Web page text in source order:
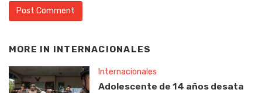
MORE IN INTERNACIONALES
Internacionales
Adolescente de 14 años desata